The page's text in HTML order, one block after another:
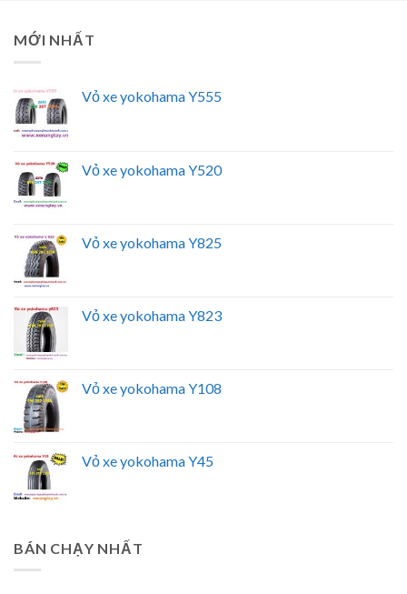
MỚI NHẤT
Vỏ xe yokohama Y555
Vỏ xe yokohama Y520
Vỏ xe yokohama Y825
Vỏ xe yokohama Y823
Vỏ xe yokohama Y108
Vỏ xe yokohama Y45
BÁN CHẠY NHẤT